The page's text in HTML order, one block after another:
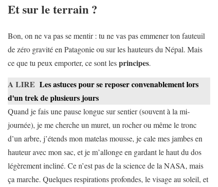
Et sur le terrain ?
Bon, on ne va pas se mentir : tu ne vas pas emmener ton fauteuil
de zéro gravité en Patagonie ou sur les hauteurs du Népal. Mais
ce que tu peux emporter, ce sont lesprincipes.
A LIRE Les astuces pour se reposer convenablement lors
d'un trek de plusieurs jours
Quand je fais une pause longue sur sentier (souvent à la mi-
journée), je me cherche un muret, un rocher ou même le tronc
d’un arbre, j’étends mon matelas mousse, je cale mes jambes en
hauteur avec mon sac, et je m’allonge en gardant le haut du dos
légèrement incliné. Ce n’est pas de la science de la NASA, mais
ça marche. Quelques respirations profondes, le visage au soleil, et